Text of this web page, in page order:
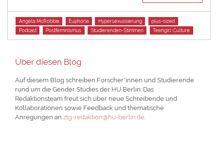
Tags
Angela McRobbie Euphoria Hypersexulisierung
plus-sized
Podcast
Postfeminismus Studierenden-Stimmen Teengirl Culture
Über diesen Blog
Auf diesem Blog schreiben Forscher*innen und Studierende
rund um die Gender Studies der HU Berlin. Das
Redaktionsteam freut sich über neue Schreibende und
Kollaborationen sowie Feedback und thematische
Anregungen anztg-redaktion@hu-berlin.de.